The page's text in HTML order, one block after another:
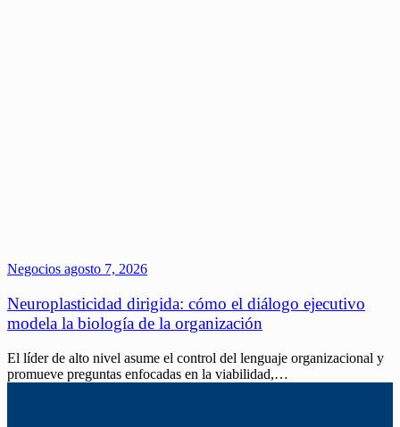
Negocios agosto 7, 2026
Neuroplasticidad dirigida: cómo el diálogo ejecutivo
modela la biología de la organización
El líder de alto nivel asume el control del lenguaje organizacional y
promueve preguntas enfocadas en la viabilidad,…